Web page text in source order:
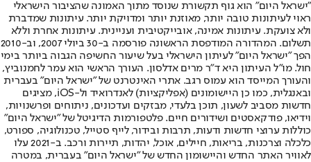
"ישראל היום" הוא גוף תקשורת שנוסד מתוך האמונה שהציבור הישראלי
ראוי לעיתונות טובה יותר, מאוזנת יותר ומדויקת יותר. עיתונות שמדברת
ולא צועקת. עיתונות אמינה, אובייקטיבית ועניינית. עיתונות אחרת וללא
תשלום. המהדורה המודפסת הראשונה פורסמה ב-30 ביולי 2007, וב-2010
הפך "ישראל היום" לעיתון הישראלי בעל שיעור החשיפה הגבוה ביותר בימי
חול. מו"ל העיתון היא ד"ר מרים אדלסון. העורך הראשי הוא עמר לחמנוביץ,
והעורך המייסד הוא עמוס רגב. אתרי האינטרנט של "ישראל היום" בעברית
ובאנגלית, כמו כן היישומונים (אפליקציות) לאנדרואיד ול-iOS, מציגים
חדשות מסביב לשעון, תוכן בלעדי, מבזקים ועדכונים, ניתוחים ופרשנויות,
וידיאו, פודקאסטים ושידורים חיים. פלטפורמות הדיגיטל של "ישראל היום"
כוללות ערוצי חדשות ודעות, תרבות ובידור, לייף סטייל, טכנולוגיה, ספורט,
כלכלה וצרכנות, בריאות, חיילים, אוכל, יהדות, תיירות ורכב. ב-2021 עלו
לאוויר האתר החדש והיישומון החדש של "ישראל היום" בעברית, במטרה